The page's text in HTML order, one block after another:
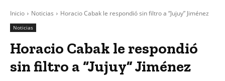
Inicio Noticias Horacio Cabak le respondió sin filtro a “Jujuy” Jiménez
Noticias
Horacio Cabak le respondió
sin filtro a “Jujuy” Jiménez